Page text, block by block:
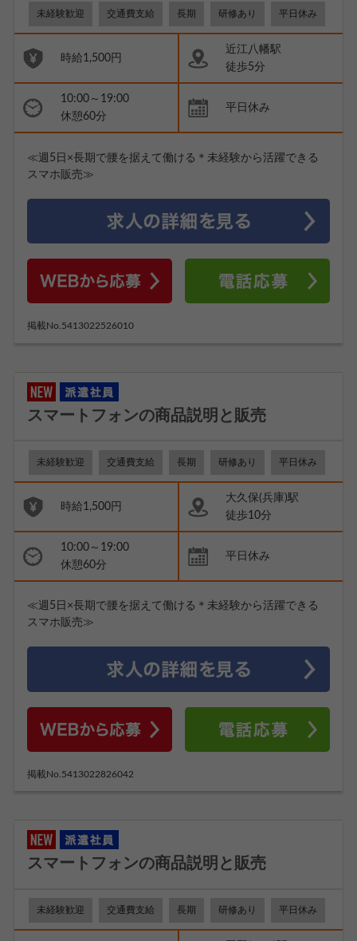
未経験歓迎 交通費支給 長期 研修あり 平日休み
時給1,500円
近江八幡駅
徒歩5分
10:00～19:00
休憩60分
平日休み
≪週5日×長期で腰を据えて働ける＊未経験から活躍できる
スマホ販売≫
掲載No.5413022526010
スマートフォンの商品説明と販売
未経験歓迎 交通費支給 長期 研修あり 平日休み
時給1,500円
大久保(兵庫)駅
徒歩10分
10:00～19:00
休憩60分
平日休み
≪週5日×長期で腰を据えて働ける＊未経験から活躍できる
スマホ販売≫
掲載No.5413022826042
スマートフォンの商品説明と販売
未経験歓迎 交通費支給 長期 研修あり 平日休み